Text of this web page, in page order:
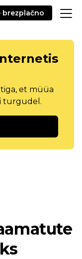
brezplačno
et müüa
turgudel.